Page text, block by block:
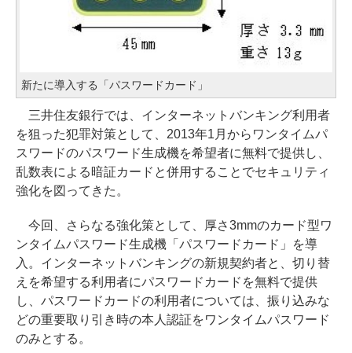
新たに導入する「パスワードカード」
三井住友銀行では、インターネットバンキング利用者
を狙った犯罪対策として、2013年1月からワンタイムパ
スワードのパスワード生成機を希望者に無料で提供し、
乱数表による暗証カードと併用することでセキュリティ
強化を図ってきた。
今回、さらなる強化策として、厚さ3mmのカード型ワ
ンタイムパスワード生成機「パスワードカード」を導
入。インターネットバンキングの新規契約者と、切り替
えを希望する利用者にパスワードカードを無料で提供
し、パスワードカードの利用者については、振り込みな
どの重要取り引き時の本人認証をワンタイムパスワード
のみとする。